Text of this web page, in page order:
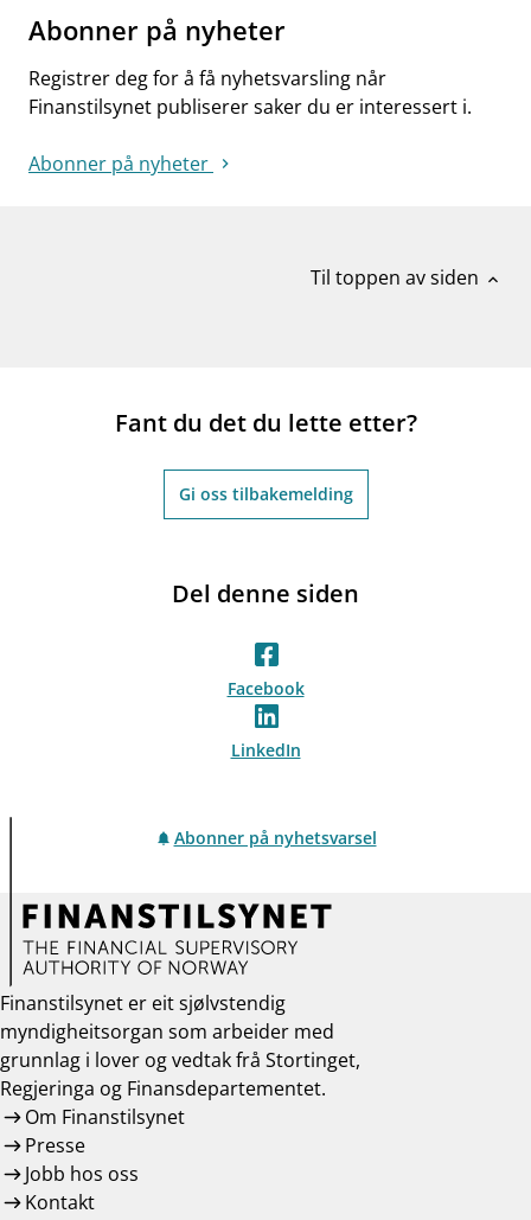
Abonner på nyheter
Registrer deg for å få nyhetsvarsling når
Finanstilsynet publiserer saker du er interessert i.
Abonner på nyheter
Til toppen av siden expand_less
Fant du det du lette etter?
Gi oss tilbakemelding
Del denne siden
Facebook
LinkedIn
Abonner på nyhetsvarsel
Finanstilsynet er eit sjølvstendig
myndigheitsorgan som arbeider med
grunnlag i lover og vedtak frå Stortinget,
Regjeringa og Finansdepartementet.
Om Finanstilsynet
Presse
Jobb hos oss
Kontakt